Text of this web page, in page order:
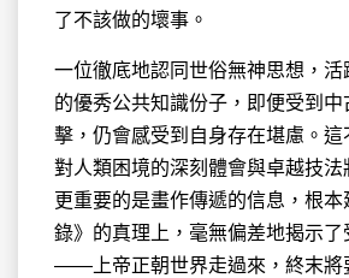
了不該做的壞事。
一位徹底地認同世俗無神思想，
的優秀公共知識份子，即便受到
擊，仍會感受到自身存在堪慮。這
對人類困境的深刻體會與卓越技法
更重要的是畫作傳遞的信息，根本
錄》的真理上，毫無偏差地揭示了
——上帝正朝世界走過來，終末將